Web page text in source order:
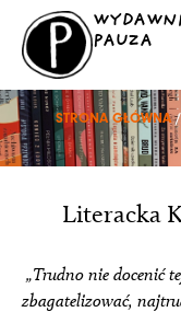
Przejdź
treści
PAUZA
STRONA GŁÓWNA/
Literacka
„Trudno nie docenić
zbagatelizować,